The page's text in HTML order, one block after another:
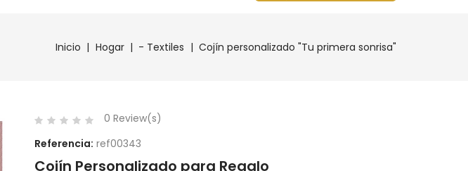
Inicio Hogar - Textiles Cojín personalizado "Tu primera sonrisa"
0 Review(s)
Referencia: ref00343
Cojín Personalizado para Regalo